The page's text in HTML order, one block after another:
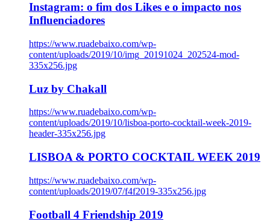
Instagram: o fim dos Likes e o impacto nos
Influenciadores
https://www.ruadebaixo.com/wp-
content/uploads/2019/10/img_20191024_202524-mod-
335x256.jpg
Luz by Chakall
https://www.ruadebaixo.com/wp-
content/uploads/2019/10/lisboa-porto-cocktail-week-2019-
header-335x256.jpg
LISBOA & PORTO COCKTAIL WEEK 2019
https://www.ruadebaixo.com/wp-
content/uploads/2019/07/f4f2019-335x256.jpg
Football 4 Friendship 2019